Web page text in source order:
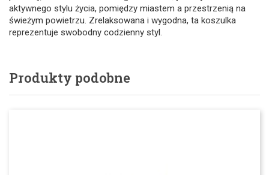
aktywnego stylu życia, pomiędzy miastem a przestrzenią na
świeżym powietrzu. Zrelaksowana i wygodna, ta koszulka
reprezentuje swobodny codzienny styl.
Produkty podobne